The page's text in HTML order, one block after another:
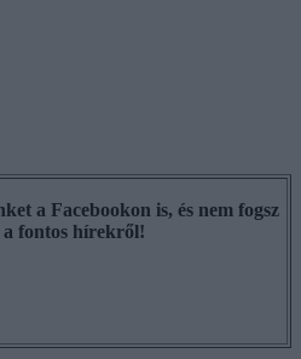
a Facebookon is, és nem fogsz
fontos hírekről!